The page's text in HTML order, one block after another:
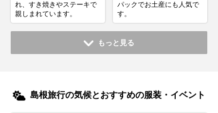
れ、すき焼きやステーキで
親しまれています。
パックでお土産にも人気で
す。
もっと見る
島根旅行の気候とおすすめの服装・イベント